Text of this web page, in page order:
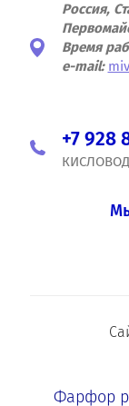
Фарфор
Россия,
Время
e-mail:
+7 928